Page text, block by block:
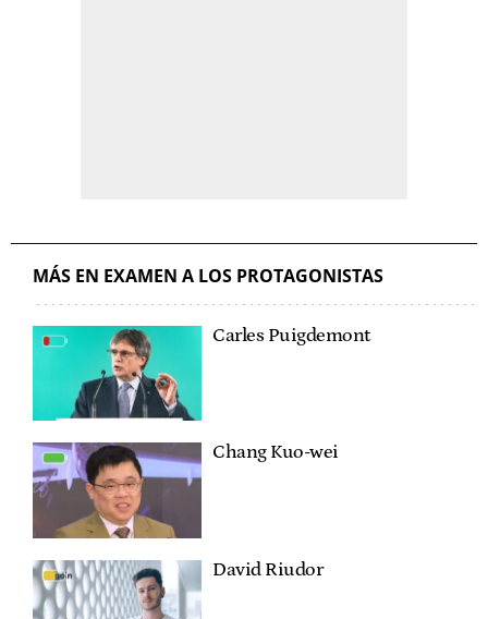
MÁS EN EXAMEN A LOS PROTAGONISTAS
Carles Puigdemont
Chang Kuo-wei
David Riudor